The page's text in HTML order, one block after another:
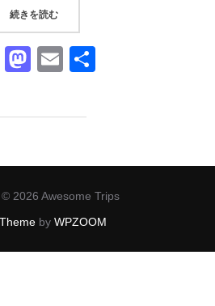
続きを読む“『蕎勝人』（そばしょうにん）｜
F
c
b
o
o
M
st
d
o
n
E
ail
2026 Awesome Trips
by WPZOOM